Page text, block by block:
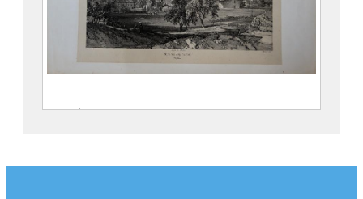
Entrée de la Gorge d’Allevard
CICÉRI, Eugène (Paris, 27 janvier